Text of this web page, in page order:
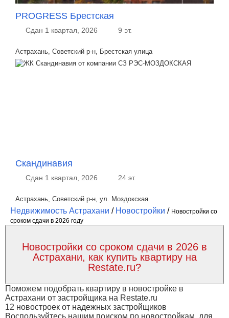
PROGRESS Брестская
Сдан 1 квартал, 2026 9 эт.
Астрахань, Советский р-н, Брестская улица
Скандинавия
Сдан 1 квартал, 2026 24 эт.
Астрахань, Советский р-н, ул. Моздокская
Недвижимость Астрахани / Новостройки / Новостройки со
сроком сдачи в 2026 году
Новостройки со сроком сдачи в 2026 в
Астрахани, как купить квартиру на
Restate.ru?
Поможем подобрать квартиру в новостройке в
Астрахани от застройщика на Restate.ru
12 новостроек от надежных застройщиков
Воспользуйтесь нашим поиском по новостройкам, для